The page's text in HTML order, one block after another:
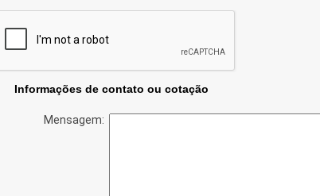
Informações de contato ou cotação
Mensagem: